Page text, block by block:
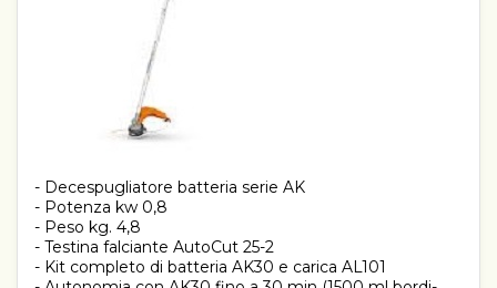
- Decespugliatore batteria serie AK
- Potenza kw 0,8
- Peso kg. 4,8
- Testina falciante AutoCut 25-2
- Kit completo di batteria AK30 e carica AL101